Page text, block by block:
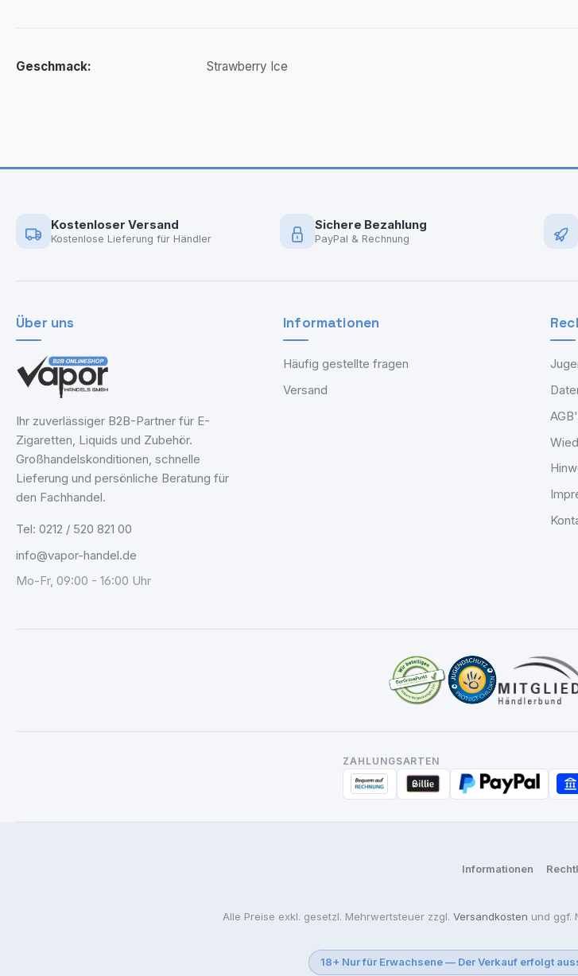
Geschmack: Strawberry Ice
Kostenloser Versand
Kostenlose Lieferung für Händler
Sichere Bezahlung
PayPal & Rechnung
Über uns
Ihr zuverlässiger B2B-Partner für E-
Zigaretten, Liquids und Zubehör.
Großhandelskonditionen, schnelle
Lieferung und persönliche Beratung für
den Fachhandel.
Tel: 0212 / 520 821 00
info@vapor-handel.de
Mo-Fr, 09:00 - 16:00 Uhr
Informationen
Häufig gestellte fragen
Versand
ZAHLUNGSARTEN
Informationen
Alle Preise exkl. gesetzl. Mehrwertsteuer zzgl. Versandkosten und ggf.
18+ Nur für Erwachsene — Der Verkauf erfolgt